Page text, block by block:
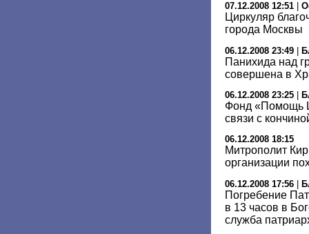
07.12.2008 12:51
Циркуляр
города Москвы
06.12.2008 23:49 |
Панихида над
совершена в
06.12.2008 23:25
Фонд «Помощь
связи с
06.12.2008 18:15
Митрополит
организации
06.12.2008 17:56 |
Погребение
в 13 часов в
служба